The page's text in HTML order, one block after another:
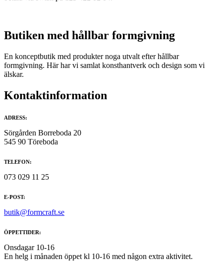
Butiken med hållbar formgivning
En konceptbutik med produkter noga utvalt efter hållbar
formgivning. Här har vi samlat konsthantverk och design som vi
älskar.
Kontaktinformation
ADRESS:
Sörgården Borreboda 20
545 90 Töreboda
TELEFON:
073 029 11 25
E-POST:
butik@formcraft.se
ÖPPETTIDER:
Onsdagar 10-16
En helg i månaden öppet kl 10-16 med någon extra aktivitet.